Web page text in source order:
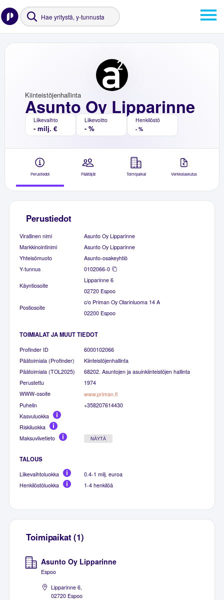
Asunto Oy Lipparinne
Kiinteistöjenhallinta
Liikevaihto
- milj. €
Liikevoitto
- %
Henkilöstö
- %
Perustiedot Päättäjät Toimipaikat Verkkolaskutus
Perustiedot
Virallinen nimi
Asunto Oy Lipparinne
Markkinointinimi
Asunto Oy Lipparinne
Yhteisömuoto
Asunto-osakeyhtiö
Y-tunnus
0102066-0
Käyntiosoite
Lipparinne 6
02720 Espoo
Postiosoite
c/o Priman Oy Olarinluoma 14 A
02200 Espoo
TOIMIALAT JA MUUT TIEDOT
Profinder ID
6000102066
Päätoimiala (Profinder)
Kiinteistöjenhallinta
Päätoimiala (TOL2025)
68202. Asuntojen ja asuinkiinteistöjen hallinta
Perustettu
1974
WWW-osoite
www.priman.fi
Puhelin
+358207614430
Kasvuluokka
Riskiluokka
Maksuviivetieto
NÄYTÄ
TALOUS
Liikevaihtoluokka
0.4-1 milj. euroa
Henkilöstöluokka
1-4 henkilöä
Toimipaikat (1)
Asunto Oy Lipparinne
Espoo
Lipparinne 6,
02720 Espoo